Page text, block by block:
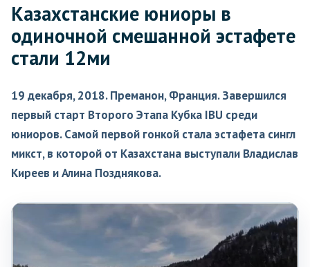
Казахстанские юниоры в
одиночной смешанной эстафете
стали 12ми
19 декабря, 2018. Преманон, Франция. Завершился
первый старт Второго Этапа Кубка IBU среди
юниоров. Самой первой гонкой стала эстафета сингл
микст, в которой от Казахстана выступали Владислав
Киреев и Алина Позднякова.